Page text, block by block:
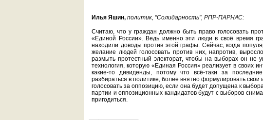
Илья Яшин, политик, "Солидарность", РПР-ПАРНАС:
Считаю, что у граждан должно быть право голосовать
«Единой России». Ведь именно эти люди в своё время
находили доводы против этой графы. Сейчас, когда
желание людей голосовать против них, напротив,
размыть протестный электорат, чтобы на выборах он не
технология, которую «Единая Россия» реализует в своих
какие-то дивиденды, потому что всё-таки за
разбираться в политике, более внятно формулировать
голосовать за оппозицию, если она будет допущена к
партии и оппозиционных кандидатов будут с выборов
пригодиться.